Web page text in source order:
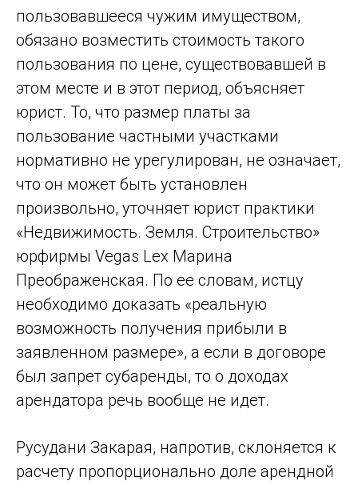
пользовавшееся чужим имуществом,
обязано возместить стоимость такого
пользования по цене, существовавшей в
этом месте и в этот период, объясняет
юрист. То, что размер платы за
пользование частными участками
нормативно не урегулирован, не означает,
что он может быть установлен
произвольно, уточняет юрист практики
«Недвижимость. Земля. Строительство»
юрфирмы Vegas Lex Марина
Преображенская. По ее словам, истцу
необходимо доказать «реальную
возможность получения прибыли в
заявленном размере», а если в договоре
был запрет субаренды, то о доходах
арендатора речь вообще не идет.
Русудани Закарая, напротив, склоняется к
расчету пропорционально доле арендной